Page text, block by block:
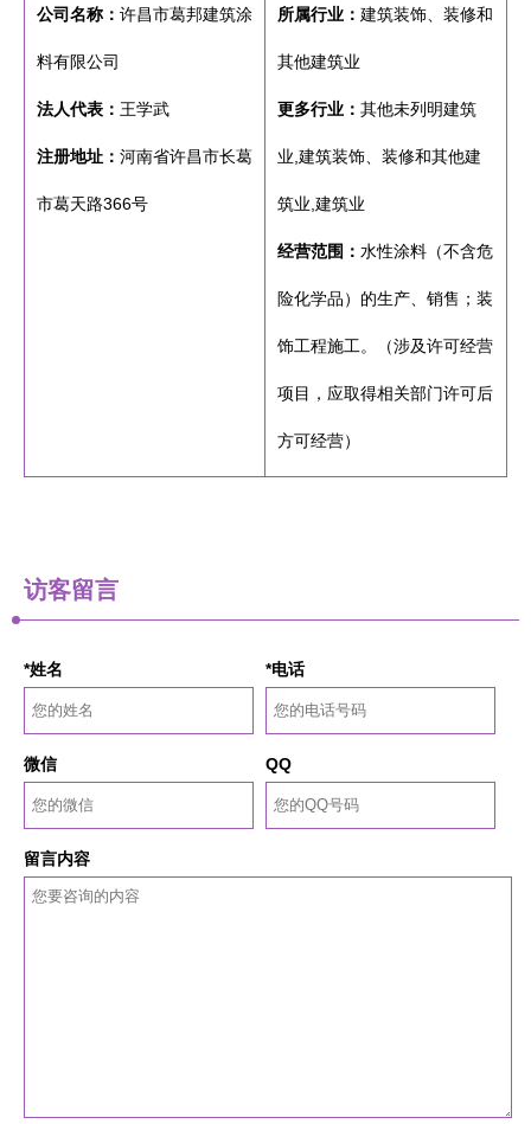
公司名称： 许昌市葛邦建筑涂
料有限公司
法人代表： 王学武
注册地址： 河南省许昌市长葛
市葛天路366号
所属行业： 建筑装饰、装修和
其他建筑业
更多行业： 其他未列明建筑
业,建筑装饰、装修和其他建
筑业,建筑业
经营范围： 水性涂料（不含危
险化学品）的生产、销售；装
饰工程施工。（涉及许可经营
项目，应取得相关部门许可后
方可经营）
访客留言
*姓名 *电话
微信 QQ
留言内容